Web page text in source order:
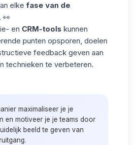
elke fase van de
. 👀
en CRM-tools kunnen
punten opsporen, doelen
feedback geven aan
technieken te verbeteren.
maximaliseer je je
en motiveer je je teams door
beeld te geven van